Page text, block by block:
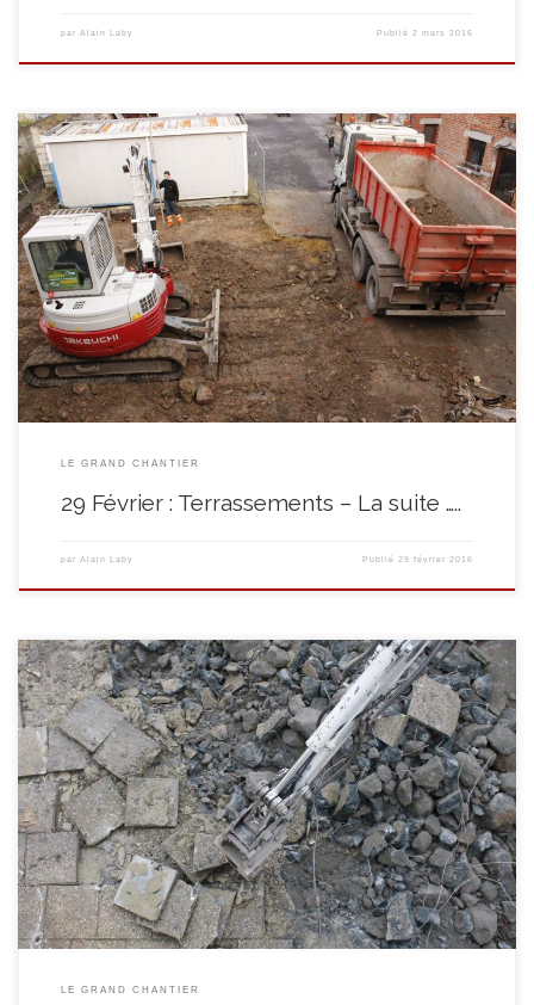
par Alain Laby Publié2 mars 2016
Plus de 19 containers embarqués et il en reste …. Les décombres parties, il
reste à mettre de niveau le terrain et de creuser les fondations. On croise
les doigts …. Pas de mauvaises surprises mais pas de doute, on est bien
dans une terre à briques chère à Auguste […]
LE GRAND CHANTIER
29 Février : Terrassements – La suite …..
par Alain Laby Publié29 février 2016
Fini de travailler à l’intérieur! Le temps que les chapes sèchent, on profite
du temps clément et on entame les travaux de terrassement pour
l’extension des bâtiments (Cuisine, restaurant et sanitaires). Première étape
: on s’attaque aux anciennes dalles et fondations de la cour de la ferme. Et
c’est dur! […]
LE GRAND CHANTIER